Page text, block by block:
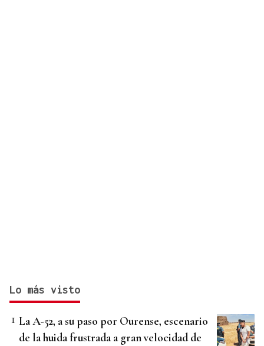
Lo más visto
La A-52, a su paso por Ourense, escenario
de la huida frustrada a gran velocidad de